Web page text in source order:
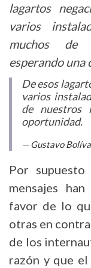
lagartos
varios
muchos de
esperando una
De esos
varios
de nuestros
oportunidad.
— Gustavo
Por
mensajes
favor de lo
otras en
de los
razón y que